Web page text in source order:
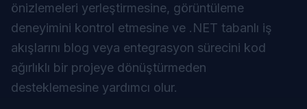
önizlemeleri yerleştirmesine, görüntüleme
deneyimini kontrol etmesine ve .NET tabanlı iş
akışlarını blog veya entegrasyon sürecini kod
ağırlıklı bir projeye dönüştürmeden
desteklemesine yardımcı olur.